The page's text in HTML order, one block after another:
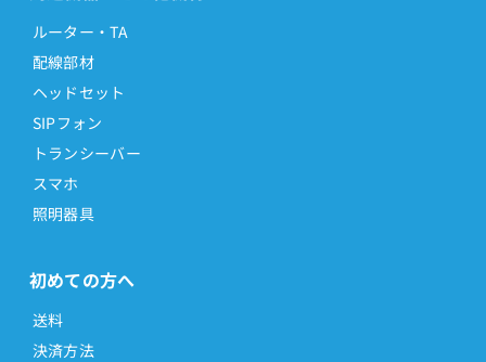
ルーター・TA
配線部材
ヘッドセット
SIPフォン
トランシーバー
スマホ
照明器具
初めての方へ
送料
決済方法